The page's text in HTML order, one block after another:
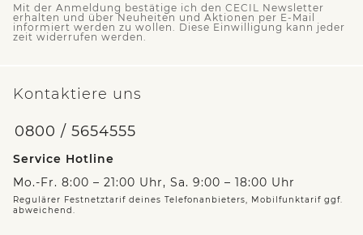
Mit der Anmeldung bestätige ich den CECIL Newsletter
erhalten und über Neuheiten und Aktionen per E-Mail
informiert werden zu wollen. Diese Einwilligung kann jeder
zeit widerrufen werden.
Kontaktiere uns
0800 / 5654555
Service Hotline
Mo.-Fr. 8:00 – 21:00 Uhr, Sa. 9:00 – 18:00 Uhr
Regulärer Festnetztarif deines Telefonanbieters, Mobilfunktarif ggf.
abweichend.